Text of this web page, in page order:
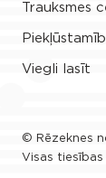
Trauksmes
Viegli lasīt
© Rēzeknes
Visas